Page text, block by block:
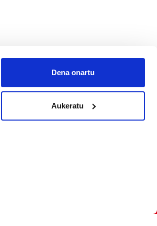
Dena onartu
Aukeratu